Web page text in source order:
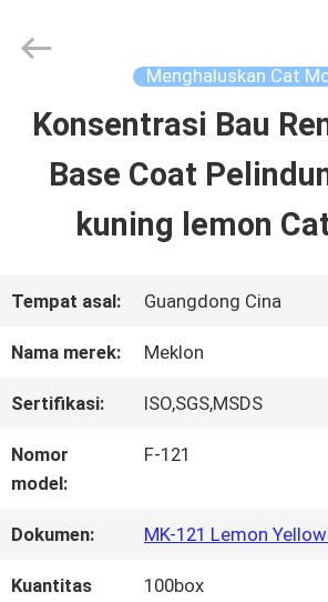
RUMAH
PRODUK
VIDEO
Chemical
Menghaluskan Cat
Konsentrasi Bau
Base Coat
kuning lemon
Tempat asal: Guangdong Cina
Nama merek: Meklon
Sertifikasi: ISO,SGS,MSDS
Nomor
model:
F-121
Dokumen: MK-121 Lemon
Kuantitas
100box